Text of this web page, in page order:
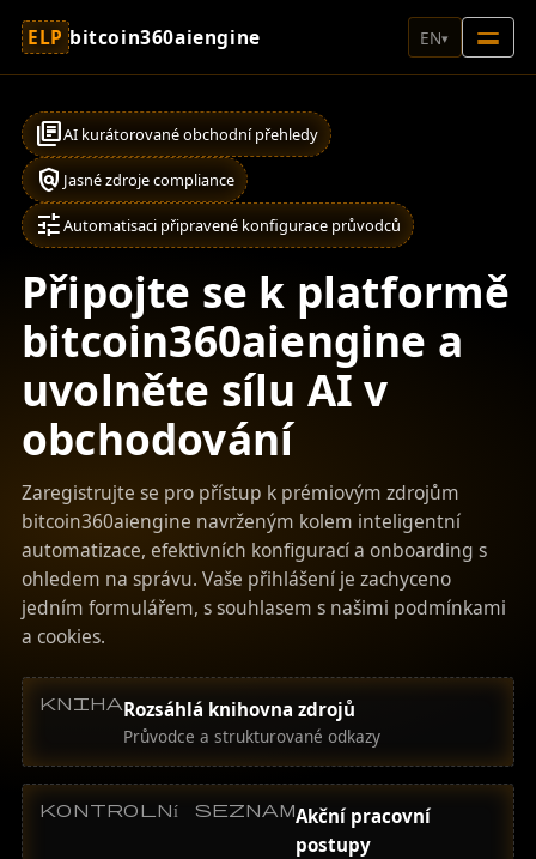
ELP bitcoin360aiengine EN▾
library_booksAI kurátorované obchodní přehledy
policyJasné zdroje compliance
tuneAutomatisaci připravené konfigurace průvodců
Připojte se k platformě
bitcoin360aiengine a
uvolněte sílu AI v
obchodování
Zaregistrujte se pro přístup k prémiovým zdrojům
bitcoin360aiengine navrženým kolem inteligentní
automatizace, efektivních konfigurací a onboarding s
ohledem na správu. Vaše přihlášení je zachyceno
jedním formulářem, s souhlasem s našimi podmínkami
a cookies.
knihaRozsáhlá knihovna zdrojů
Průvodce a strukturované odkazy
kontrolní seznamAkční pracovní
postupy